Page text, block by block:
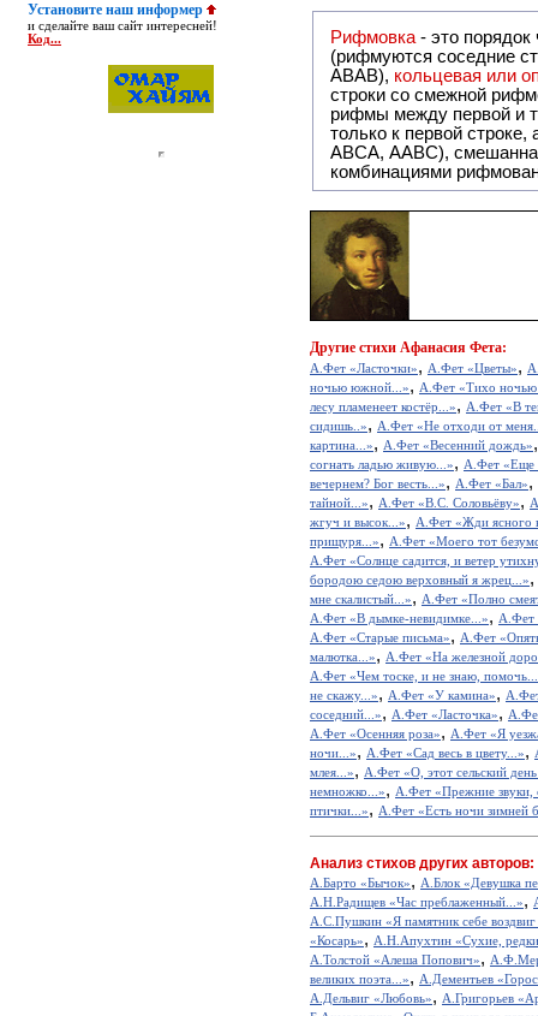
Установите наш информер
и сделайте ваш сайт интересней!
Код...
Рифмовка - это
(рифмуются соседние
ABAB), кольцевая или
строки со смежной
рифмы между первой и
только к первой
ABCA, AABC), смешанная или вольная рифмовка (рифмовка в сложных строфах с различными
комбинациями
Другие стихи Афанасия Фета:
А.Фет «Ласточки», А.Фет «Цветы»,
ночью южной...», А.Фет «Тихо ночью
лесу пламенеет костёр...», А.Фет «В
сидишь..», А.Фет «Не отходи от
картина...», А.Фет «Весенний дождь»
согнать ладью живую...», А.Фет «Еще
вечернем? Бог весть...», А.Фет «Бал»,
тайной...», А.Фет «В.С. Соловьёву»,
жгуч и высок...», А.Фет «Жди ясного
прищуря...», А.Фет «Моего тот
А.Фет «Солнце садится, и ветер
бородою седою верховный я жрец...»,
мне скалистый...», А.Фет «Полно
А.Фет «В дымке-невидимке...», А.Фет
А.Фет «Старые письма», А.Фет
малютка...», А.Фет «На железной
А.Фет «Чем тоске, и не знаю,
не скажу...», А.Фет «У камина»,
соседний...», А.Фет «Ласточка»,
А.Фет «Осенняя роза», А.Фет «Я
ночи...», А.Фет «Сад весь в цвету...»,
млея...», А.Фет «О, этот сельский
немножко...», А.Фет «Прежние звуки,
птички...», А.Фет «Есть ночи зимней
Анализ стихов других авторов:
А.Барто «Бычок», А.Блок «Девушка
А.Н.Радищев «Час преблаженный...»,
А.С.Пушкин «Я памятник себе
«Косарь», А.Н.Апухтин «Сухие,
А.Толстой «Алеша Попович»,
великих поэта...», А.Дементьев
А.Дельвиг «Любовь», А.Григорьев